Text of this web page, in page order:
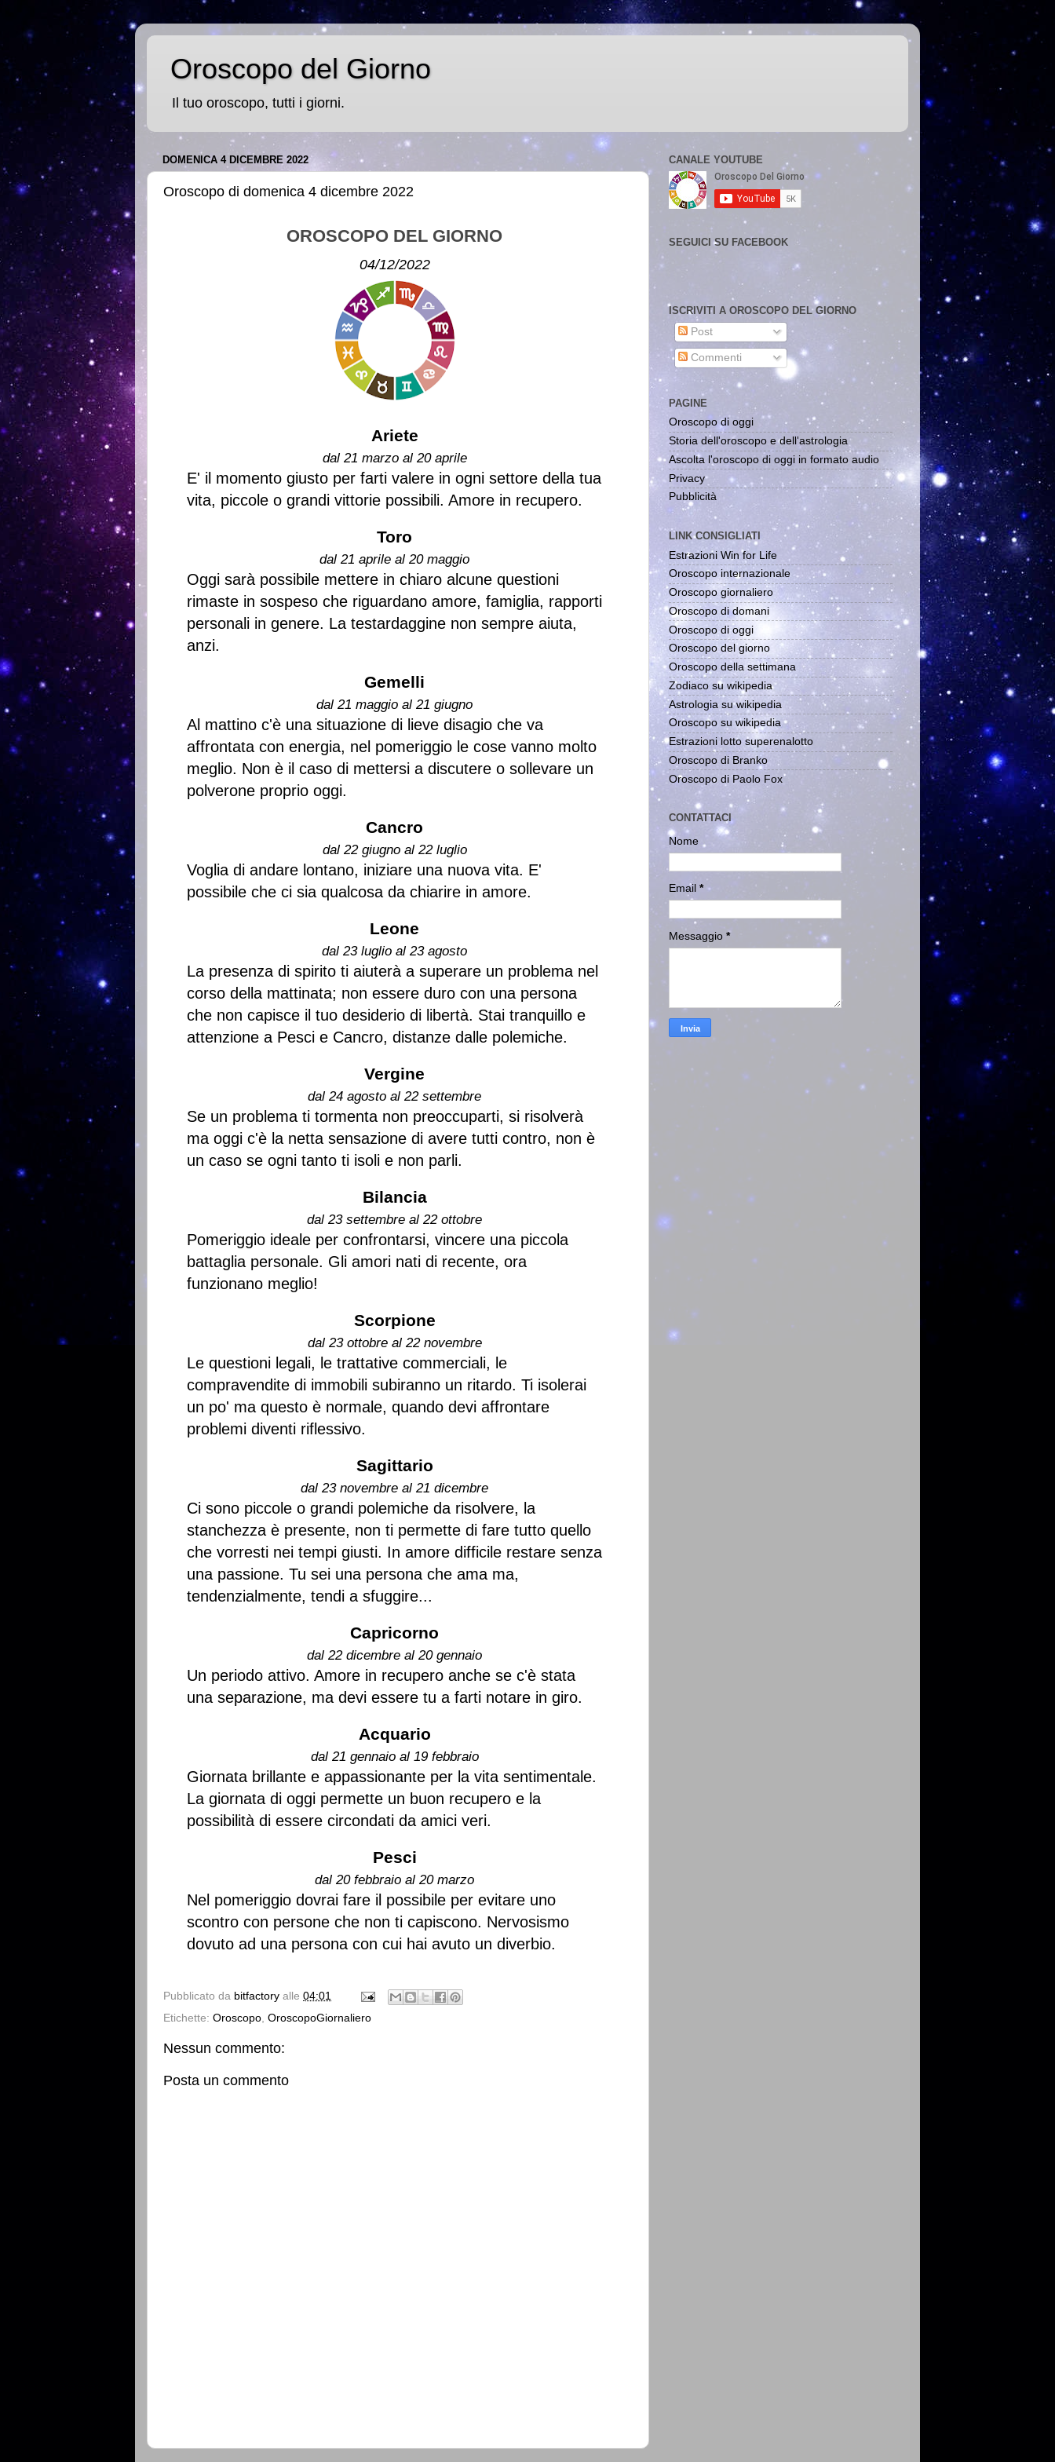
Oroscopo del Giorno
Il tuo oroscopo, tutti i giorni.
DOMENICA 4 DICEMBRE 2022
Oroscopo di domenica 4 dicembre 2022
OROSCOPO DEL GIORNO
04/12/2022
Ariete
dal 21 marzo al 20 aprile
E' il momento giusto per farti valere in ogni settore della tua
vita, piccole o grandi vittorie possibili. Amore in recupero.
Toro
dal 21 aprile al 20 maggio
Oggi sarà possibile mettere in chiaro alcune questioni
rimaste in sospeso che riguardano amore, famiglia, rapporti
personali in genere. La testardaggine non sempre aiuta,
anzi.
Gemelli
dal 21 maggio al 21 giugno
Al mattino c'è una situazione di lieve disagio che va
affrontata con energia, nel pomeriggio le cose vanno molto
meglio. Non è il caso di mettersi a discutere o sollevare un
polverone proprio oggi.
Cancro
dal 22 giugno al 22 luglio
Voglia di andare lontano, iniziare una nuova vita. E'
possibile che ci sia qualcosa da chiarire in amore.
Leone
dal 23 luglio al 23 agosto
La presenza di spirito ti aiuterà a superare un problema nel
corso della mattinata; non essere duro con una persona
che non capisce il tuo desiderio di libertà. Stai tranquillo e
attenzione a Pesci e Cancro, distanze dalle polemiche.
Vergine
dal 24 agosto al 22 settembre
Se un problema ti tormenta non preoccuparti, si risolverà
ma oggi c'è la netta sensazione di avere tutti contro, non è
un caso se ogni tanto ti isoli e non parli.
Bilancia
dal 23 settembre al 22 ottobre
Pomeriggio ideale per confrontarsi, vincere una piccola
battaglia personale. Gli amori nati di recente, ora
funzionano meglio!
Scorpione
dal 23 ottobre al 22 novembre
Le questioni legali, le trattative commerciali, le
compravendite di immobili subiranno un ritardo. Ti isolerai
un po' ma questo è normale, quando devi affrontare
problemi diventi riflessivo.
Sagittario
dal 23 novembre al 21 dicembre
Ci sono piccole o grandi polemiche da risolvere, la
stanchezza è presente, non ti permette di fare tutto quello
che vorresti nei tempi giusti. In amore difficile restare senza
una passione. Tu sei una persona che ama ma,
tendenzialmente, tendi a sfuggire...
Capricorno
dal 22 dicembre al 20 gennaio
Un periodo attivo. Amore in recupero anche se c'è stata
una separazione, ma devi essere tu a farti notare in giro.
Acquario
dal 21 gennaio al 19 febbraio
Giornata brillante e appassionante per la vita sentimentale.
La giornata di oggi permette un buon recupero e la
possibilità di essere circondati da amici veri.
Pesci
dal 20 febbraio al 20 marzo
Nel pomeriggio dovrai fare il possibile per evitare uno
scontro con persone che non ti capiscono. Nervosismo
dovuto ad una persona con cui hai avuto un diverbio.
Pubblicato da bitfactory alle 04:01
Etichette: Oroscopo OroscopoGiornaliero
Nessun commento:
Posta un commento
CANALE YOUTUBE
SEGUICI SU FACEBOOK
ISCRIVITI A OROSCOPO DEL GIORNO
Post
Commenti
PAGINE
Oroscopo di oggi
Storia dell'oroscopo e dell'astrologia
Ascolta l'oroscopo di oggi in formato audio
Privacy
Pubblicità
LINK CONSIGLIATI
Estrazioni Win for Life
Oroscopo internazionale
Oroscopo giornaliero
Oroscopo di domani
Oroscopo di oggi
Oroscopo del giorno
Oroscopo della settimana
Zodiaco su wikipedia
Astrologia su wikipedia
Oroscopo su wikipedia
Estrazioni lotto superenalotto
Oroscopo di Branko
Oroscopo di Paolo Fox
CONTATTACI
Nome
Email *
Messaggio *